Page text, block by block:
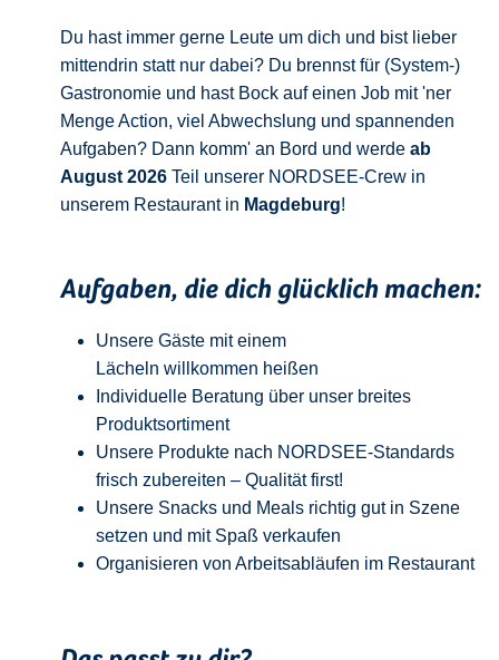
Du hast immer gerne Leute um dich und bist lieber
mittendrin statt nur dabei? Du brennst für (System-)
Gastronomie und hast Bock auf einen Job mit 'ner
Menge Action, viel Abwechslung und spannenden
Aufgaben? Dann komm' an Bord und werde ab
August 2026 Teil unserer NORDSEE-Crew in
unserem Restaurant in Magdeburg!
Aufgaben, die dich glücklich machen:
Unsere Gäste mit einem
Lächeln willkommen heißen
Individuelle Beratung über unser breites
Produktsortiment
Unsere Produkte nach NORDSEE-Standards
frisch zubereiten – Qualität first!
Unsere Snacks und Meals richtig gut in Szene
setzen und mit Spaß verkaufen
Organisieren von Arbeitsabläufen im Restaurant